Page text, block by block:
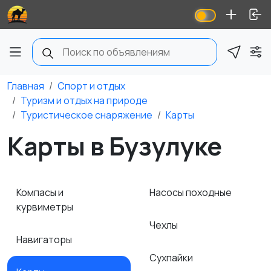
Главная
Спорт и отдых
Туризм и отдых на природе
Туристическое снаряжение
Карты
Карты в Бузулуке
Компасы и
курвиметры
Навигаторы
Насосы походные
Чехлы
Сухпайки